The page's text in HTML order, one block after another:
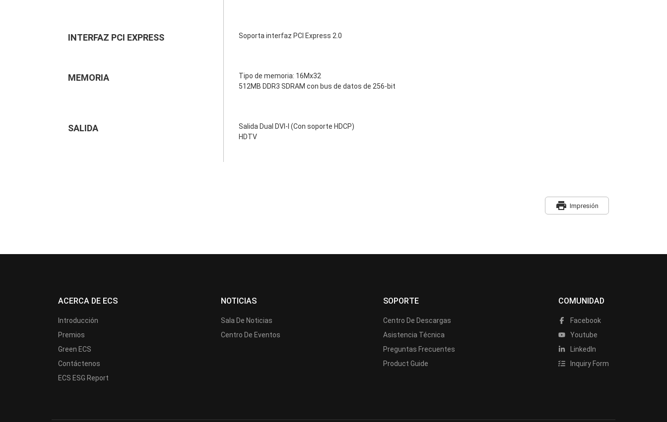
INTERFAZ PCI EXPRESS Soporta interfaz PCI Express 2.0
MEMORIA
Tipo de memoria: 16Mx32
512MB DDR3 SDRAM con bus de datos de 256-bit
SALIDA
Salida Dual DVI-I (Con soporte HDCP)
HDTV
print Impresión
ACERCA DE ECS
Introducción
Premios
Green ECS
Contáctenos
ECS ESG Report
NOTICIAS
Sala De Noticias
Centro De Eventos
SOPORTE
Centro De Descargas
Asistencia Técnica
Preguntas Frecuentes
Product Guide
COMUNIDAD
Facebook
Youtube
LinkedIn
Inquiry Form